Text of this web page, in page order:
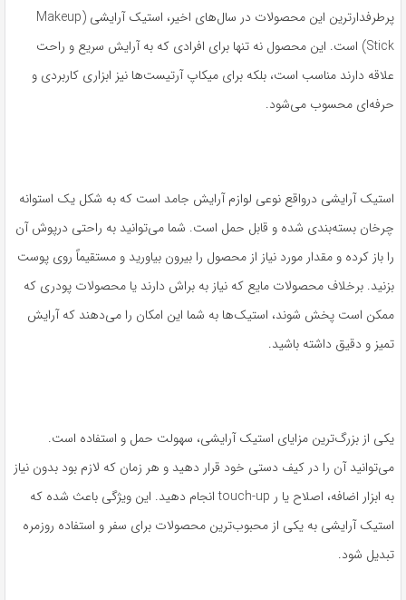
پرطرفدارترین این محصولات در سال‌های اخیر، استیک آرایشی (Makeup
Stick) است. این محصول نه تنها برای افرادی که به آرایش سریع و راحت
علاقه دارند مناسب است، بلکه برای میکاپ آرتیست‌ها نیز ابزاری کاربردی و
حرفه‌ای محسوب می‌شود.
استیک آرایشی درواقع نوعی لوازم آرایش جامد است که به شکل یک استوانه
چرخان بسته‌بندی شده و قابل حمل است. شما می‌توانید به راحتی درپوش آن
را باز کرده و مقدار مورد نیاز از محصول را بیرون بیاورید و مستقیماً روی پوست
بزنید. برخلاف محصولات مایع که نیاز به براش دارند یا محصولات پودری که
ممکن است پخش شوند، استیک‌ها به شما این امکان را می‌دهند که آرایش
تمیز و دقیق داشته باشید.
یکی از بزرگ‌ترین مزایای استیک آرایشی، سهولت حمل و استفاده است.
می‌توانید آن را در کیف دستی خود قرار دهید و هر زمان که لازم بود بدون نیاز
به ابزار اضافه، اصلاح یا ر touch-up انجام دهید. این ویژگی باعث شده که
استیک آرایشی به یکی از محبوب‌ترین محصولات برای سفر و استفاده روزمره
تبدیل شود.